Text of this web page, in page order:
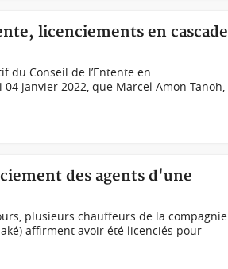
licenciements en cascade
du Conseil de l’Entente en
janvier 2022, que Marcel Amon Tanoh,
des agents d'une
plusieurs chauffeurs de la compagnie
affirment avoir été licenciés pour